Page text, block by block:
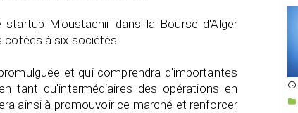
Moustachir dans la Bourse d'Alger
cotées à six sociétés.
et qui comprendra d'importantes
tant qu'intermédiaires des opérations en
ainsi à promouvoir ce marché et renforcer